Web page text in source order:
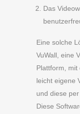
Das
Eine solche
VuWall, eine
Plattform, mit
leicht eigene
und diese
Diese